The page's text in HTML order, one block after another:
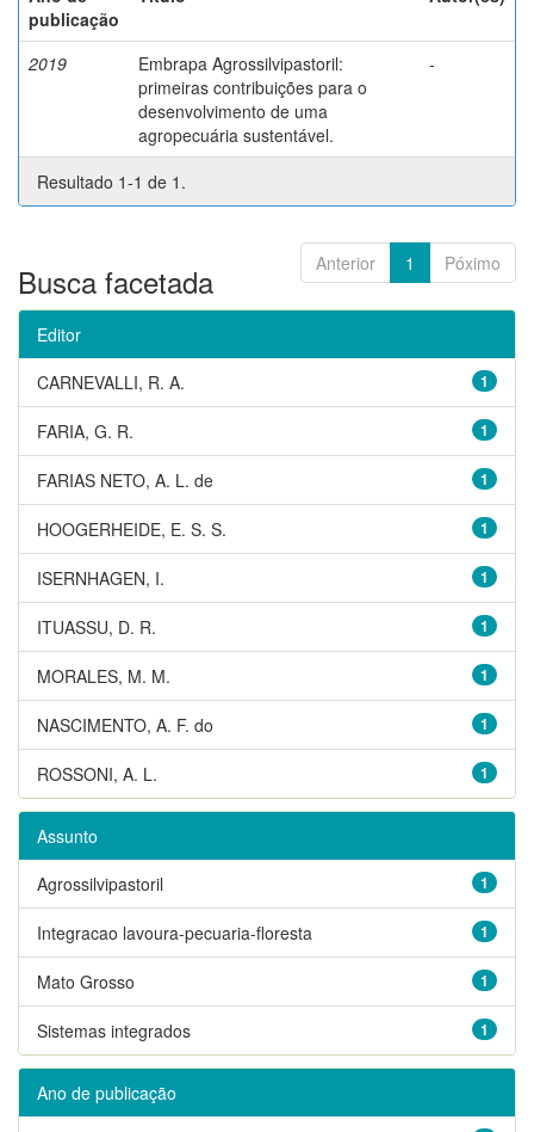
publicação
2019
Embrapa Agrossilvipastoril:
primeiras contribuições para o
desenvolvimento de uma
agropecuária sustentável.
-
Resultado 1-1 de 1.
Anterior 1 Póximo
Busca facetada
Editor
1
CARNEVALLI, R. A.
1
FARIA, G. R.
1
FARIAS NETO, A. L. de
1
HOOGERHEIDE, E. S. S.
1
ISERNHAGEN, I.
1
ITUASSU, D. R.
1
MORALES, M. M.
1
NASCIMENTO, A. F. do
1
ROSSONI, A. L.
Assunto
1
Agrossilvipastoril
1
Integracao lavoura-pecuaria-floresta
1
Mato Grosso
1
Sistemas integrados
Ano de publicação